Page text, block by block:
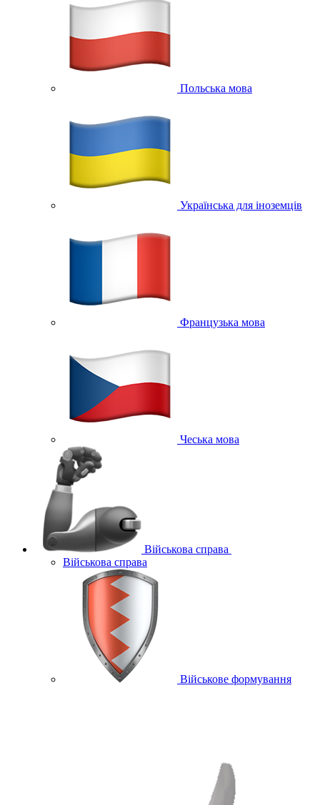
Польська мова
Українська для іноземців
Французька мова
Чеська мова
Військова справа
Військова справа
Військове формування